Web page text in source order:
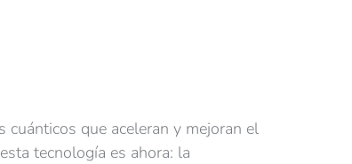
cuánticos que aceleran y mejoran el
tecnología es ahora: la